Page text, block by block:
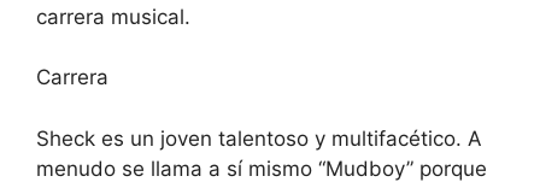
carrera musical.
Carrera
Sheck es un joven talentoso y multifacético. A
menudo se llama a sí mismo “Mudboy” porque